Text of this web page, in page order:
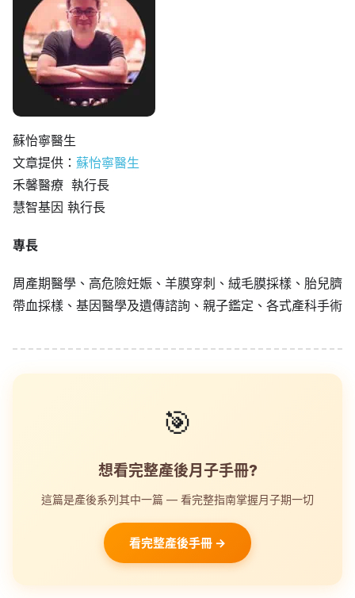
蘇怡寧醫生
文章提供： 蘇怡寧醫生
禾馨醫療 執行長
慧智基因 執行長
專長
周產期醫學、高危險妊娠、羊膜穿刺、絨毛膜採樣、胎兒臍
帶血採樣、基因醫學及遺傳諮詢、親子鑑定、各式產科手術
🎯
想看完整產後月子手冊?
這篇是產後系列其中一篇 — 看完整指南掌握月子期一切
看完整產後手冊 →